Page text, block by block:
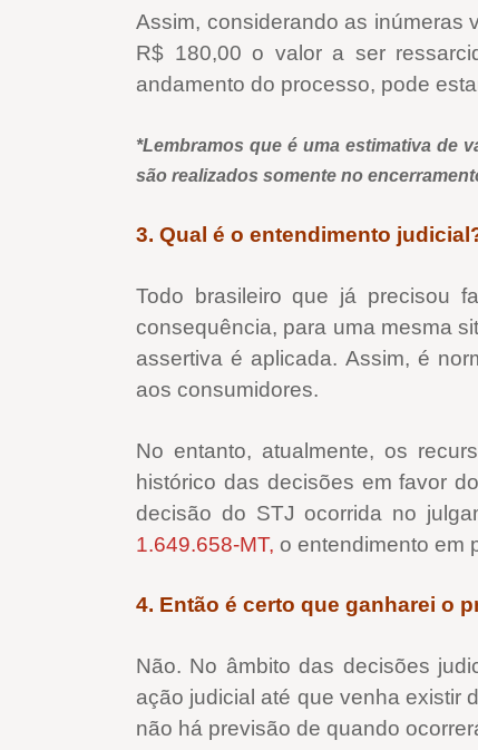
Assim, considerando as inúmeras
R$ 180,00 o valor a ser
andamento do processo, pode
*Lembramos que é uma estimativa de
são realizados somente no
3. Qual é o entendimento
Todo brasileiro que já precisou
consequência, para uma mesma
assertiva é aplicada. Assim, é
aos consumidores.
No entanto, atualmente, os
histórico das decisões em favor
decisão do STJ ocorrida no
1.649.658-MT, o entendimento em
4. Então é certo que ganharei o
Não. No âmbito das decisões
ação judicial até que venha existir
não há previsão de quando